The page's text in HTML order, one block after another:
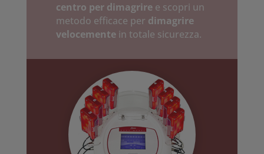
centro per dimagriree scopri un
metodo efficace per dimagrire
velocementein totale sicurezza.